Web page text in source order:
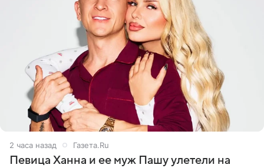
2 часа назад Газета.Ru
Певица Ханна и ее муж Пашу улетели на